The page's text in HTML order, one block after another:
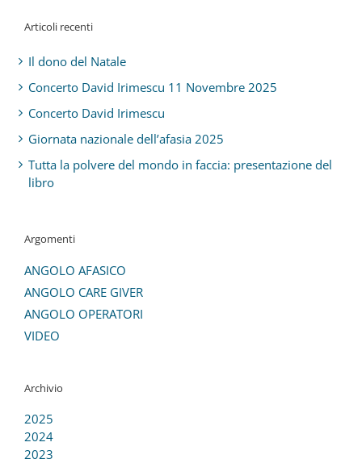
Articoli recenti
Il dono del Natale
Concerto David Irimescu 11 Novembre 2025
Concerto David Irimescu
Giornata nazionale dell’afasia 2025
Tutta la polvere del mondo in faccia: presentazione del
libro
Argomenti
ANGOLO AFASICO
ANGOLO CARE GIVER
ANGOLO OPERATORI
VIDEO
Archivio
2025
2024
2023